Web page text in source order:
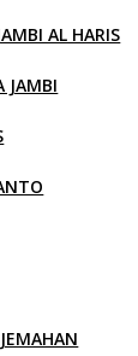
AL HARIS
JAMBI